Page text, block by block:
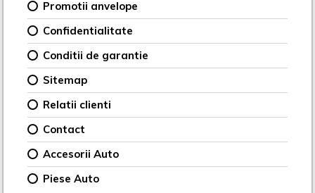
Promotii anvelope
Confidentialitate
Conditii de garantie
Sitemap
Relatii clienti
Contact
Accesorii Auto
Piese Auto